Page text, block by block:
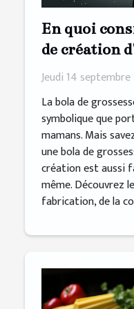
En quoi
de création
grossesse
Jeudi 14 septembre
La bola de
symbolique que
mamans. Mais
une bola de
création est aussi
même. Découvrez
fabrication, de la